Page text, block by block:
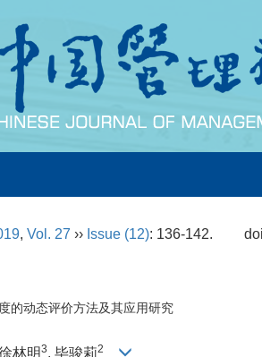
, Vol. 27 ›› Issue (12): 136-142.
的动态评价方法及其应用研究
林明3, 毕骏莉2